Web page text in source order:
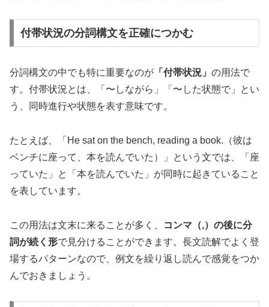
付帯状況の分詞構文を正確につかむ
分詞構文の中でも特に重要なのが 「付帯状況」 の用法で
す。付帯状況とは、「〜しながら」「〜した状態で」とい
う、同時進行や状態を表す意味です。
たとえば、「He sat on the bench, reading a book.（彼は
ベンチに座って、本を読んでいた）」という文では、「座
っていた」と「本を読んでいた」が同時に起きていること
を表しています。
この用法は文末に来ることが多く、
コンマ（,）の後に分
詞が続く形で見分けることができます。長文読解でよく登
場するパターンなので、例文を繰り返し読んで感覚をつか
んでおきましょう。